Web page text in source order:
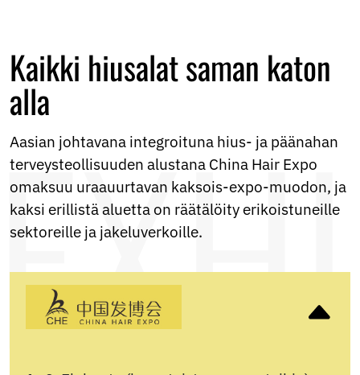
Kaikki hiusalat saman katon
alla
Aasian johtavana integroituna hius- ja päänahan
terveysteollisuuden alustana China Hair Expo
omaksuu uraauurtavan kaksois-expo-muodon, ja
kaksi erillistä aluetta on räätälöity erikoistuneille
sektoreille ja jakeluverkoille.